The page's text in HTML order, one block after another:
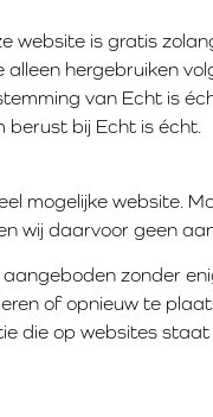
website is gratis
hergebruiken
van Echt is
berust bij Echt is écht.
mogelijke website.
wij daarvoor geen
zonder
of opnieuw te
die op websites